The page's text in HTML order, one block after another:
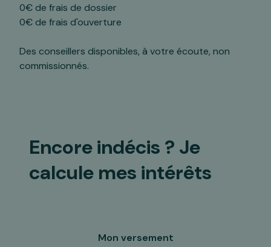
0€ de frais de dossier
0€ de frais d'ouverture
Des conseillers disponibles, à votre écoute, non
commissionnés.
Encore indécis ? Je
calcule mes intérêts
Mon versement